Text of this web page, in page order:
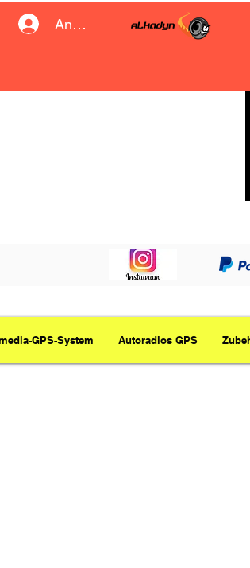
Anmelden
GPS-System Autoradios GPS